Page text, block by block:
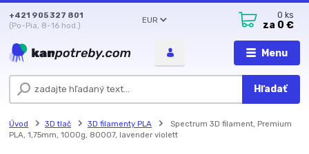
Menu
EUR
Hľadať
+421 905 327 801
(Po-Pia, 8-16 hod.)
0 ks
za 0 €
Úvod 3D tlač 3D filamenty PLA
Spectrum 3D filament, Premium
PLA, 1,75mm, 1000g, 80007, lavender violett